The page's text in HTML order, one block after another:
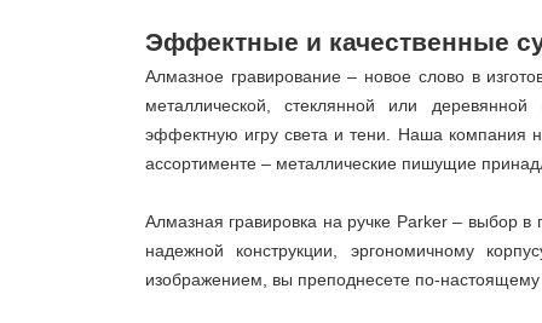
Эффектные и качественные
Алмазное гравирование – новое слово в
металлической, стеклянной или деревянной
эффектную игру света и тени. Наша компания
ассортименте – металлические пишущие
Алмазная гравировка на ручке Parker – выбор в
надежной конструкции, эргономичному
изображением, вы преподнесете по-